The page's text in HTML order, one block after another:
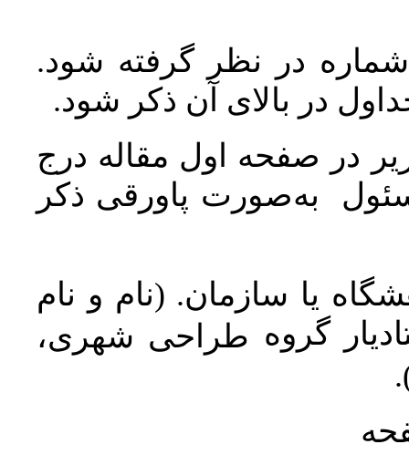
در نظر گرفته شود.
در بالای آن ذکر شود.
در صفحه اول مقاله درج
به‌صورت پاورقی ذکر
یا سازمان. (نام و نام
گروه طراحی شهری،